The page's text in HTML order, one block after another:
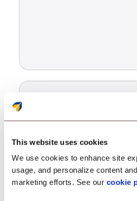
This website uses cookies
We use cookies to enhance site
usage, and personalize content
marketing efforts. See our cookie
IMEI/numéro